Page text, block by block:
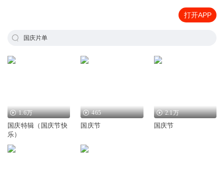
打开APP
国庆片单
1.6万
国庆特辑（国庆节快
乐）
465
国庆节
2.1万
国庆节